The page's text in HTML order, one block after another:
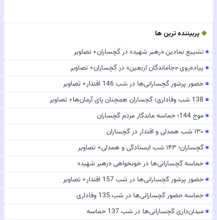
پربیننده ترین ها
■ تشییع نمادین «رهبر شهید» در گچساران+ تصاویر
■ پیاده‌روی «جاماندگان اربعین» در گچساران+ تصاویر
■ حضور پرشور گچسارانی‌ها در شب 146 اقتدار+ تصاویر
■ 138 شب وفاداری؛ گچساران همچنان پای آرمان‌ها+ تصاویر
■ موج 144؛ حماسه ماندگار مردم گچساران
■ ۱۳۰ شب همدلی و اقتدار در گچساران
■ گچساران؛ ۱۴۳ شب ایستادگی و همدلی+ تصاویر
■ حماسه گچسارانی‌ها در خونخواهی «رهبر شهید»
■ حضور پرشور گچسارانی‌ها در شب 157 اقتدار+ تصاویر
■ حماسه حضور گچسارانی‌ها در شب 135 وفاداری
■ میدان‌داری گچسارانی‌ها در شب 137 حماسه